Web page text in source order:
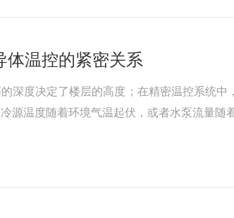
体温控的紧密关系
深度决定了楼层的高度；在精密温控系统
源温度随着环境气温起伏，或者水泵流量